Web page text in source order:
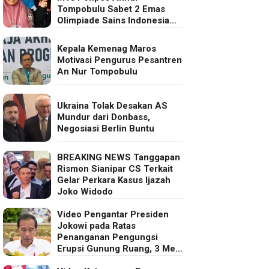
Tompobulu Sabet 2 Emas
Olimpiade Sains Indonesia
Kepala Kemenag Maros
Motivasi Pengurus Pesantren
An Nur Tompobulu
Ukraina Tolak Desakan AS
Mundur dari Donbass,
Negosiasi Berlin Buntu
BREAKING NEWS Tanggapan
Rismon Sianipar CS Terkait
Gelar Perkara Kasus Ijazah
Joko Widodo
Video Pengantar Presiden
Jokowi pada Ratas
Penanganan Pengungsi
Erupsi Gunung Ruang, 3 Mei